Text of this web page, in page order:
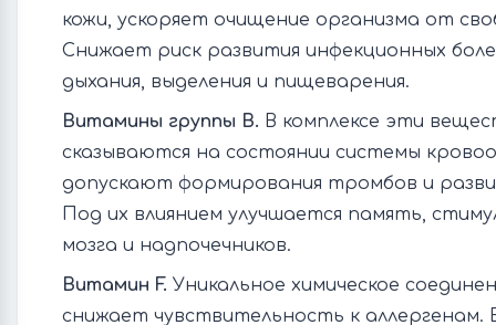
кожи, ускоряет очищение организма от
Снижает риск развития инфекционных
дыхания, выделения и пищеварения.
Витамины группы В. В комплексе эти
сказываются на состоянии системы
допускают формирования тромбов и
Под их влиянием улучшается память,
мозга и надпочечников.
Витамин F. Уникальное химическое
снижает чувствительность к аллергенам.